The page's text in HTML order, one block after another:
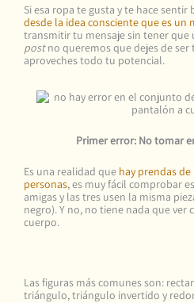
Si esa ropa te gusta y te hace sentir
desde la idea consciente que es un
transmitir tu mensaje sin tener que
postno queremos que dejes de
aproveches todo tu potencial.
Primer error: No tomar
Es una realidad que hay prendas
personas, es muy fácil comprobar
amigas y las tres usen la misma
negro). Y no, no tiene nada que ver
cuerpo.
Las figuras más comunes son:
triángulo, triángulo invertido y